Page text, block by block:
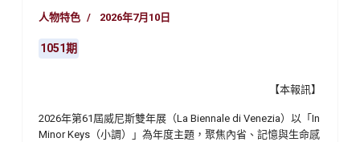
人物特色 2026年7月10日
1051期
【本報訊】
2026年第61屆威尼斯雙年展（La Biennale di Venezia）以「In
Minor Keys（小調）」為年度主題，聚焦內省、記憶與生命感